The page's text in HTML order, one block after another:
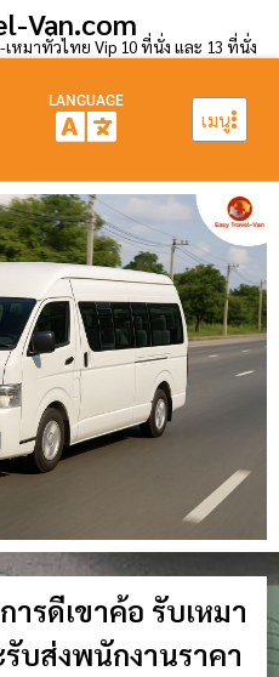
Van.com
เหมาทั่วไทย Vip 10 ที่นั่ง และ 13 ที่นั่ง
เมนู
LANGUAGE
รดีเขาค้อ รับเหมา
บส่งพนักงานราคา